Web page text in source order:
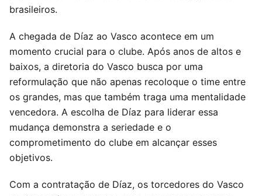
brasileiros.
A chegada de Díaz ao Vasco acontece em um
momento crucial para o clube. Após anos de altos e
baixos, a diretoria do Vasco busca por uma
reformulação que não apenas recoloque o time entre
os grandes, mas que também traga uma mentalidade
vencedora. A escolha de Díaz para liderar essa
mudança demonstra a seriedade e o
comprometimento do clube em alcançar esses
objetivos.
Com a contratação de Díaz, os torcedores do Vasco